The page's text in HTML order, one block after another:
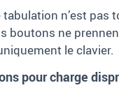
tabulation n’est
boutons ne
le clavier.
pour charge